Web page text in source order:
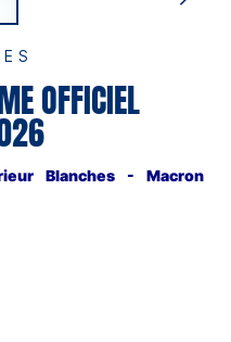
OFFICIEL
Blanches - Macron